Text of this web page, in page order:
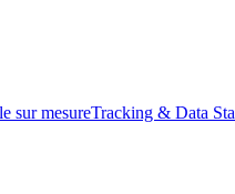
sur mesureTracking & Data